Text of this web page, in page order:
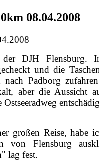
08.04.2008
DJH Flensburg.
und die
nach Padborg
aber die Aussicht
großen Reise, habe
von Flensburg
lag fest.